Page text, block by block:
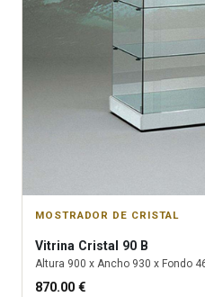
MOSTRADOR DE CRISTAL
Vitrina Cristal 90 B
Altura 900 x Ancho 930 x Fondo
870.00 €